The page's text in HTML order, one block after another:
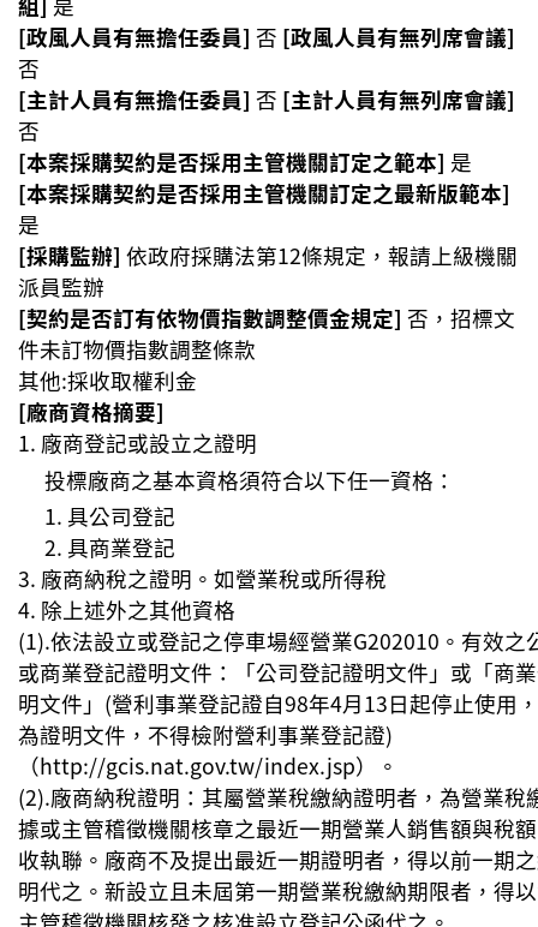
[政風人員有無擔任委員] 否 [政風人員有無列席會議]
否
[主計人員有無擔任委員] 否 [主計人員有無列席會議]
否
[本案採購契約是否採用主管機關訂定之範本] 是
[本案採購契約是否採用主管機關訂定之最新版範本]
是
[採購監辦] 依政府採購法第12條規定，報請上級機關
派員監辦
[契約是否訂有依物價指數調整價金規定] 否，招標文
件未訂物價指數調整條款
其他:採收取權利金
[廠商資格摘要]
廠商登記或設立之證明
投標廠商之基本資格須符合以下任一資格：
具公司登記
具商業登記
廠商納稅之證明。如營業稅或所得稅
除上述外之其他資格
(1).依法設立或登記之停車場經營業G202010。有效之
或商業登記證明文件：「公司登記證明文件」或「商
明文件」(營利事業登記證自98年4月13日起停止使用
為證明文件，不得檢附營利事業登記證)
（http://gcis.nat.gov.tw/index.jsp）。
(2).廠商納稅證明：其屬營業稅繳納證明者，為營業稅
據或主管稽徵機關核章之最近一期營業人銷售額與稅
收執聯。廠商不及提出最近一期證明者，得以前一期
明代之。新設立且未屆第一期營業稅繳納期限者，得